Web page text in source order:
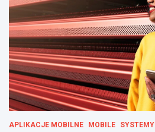
APLIKACJE MOBILNE MOBILE